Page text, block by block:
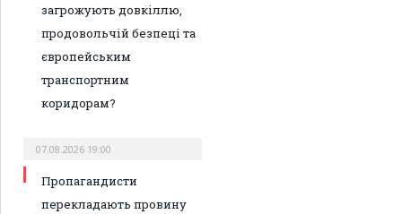
загрожують довкіллю,
продовольчій безпеці та
європейським
транспортним
коридорам?
07.08.2026 19:00
Пропагандисти
перекладають провину